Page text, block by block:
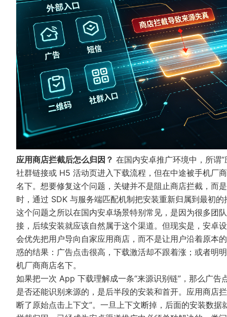
应用商店拦截后怎么归因？ 在国内安卓推广环境中，所谓
社群链接或 H5 活动页进入下载流程，但在中途被手机厂
名下。想要修复这个问题，关键并不是阻止商店拦截，而
时，通过 SDK 与服务端匹配机制把安装重新归属到最初的
这个问题之所以在国内安卓场景特别常见，是因为很多团
接，后续安装就应该自然属于这个渠道。但现实是，安卓
会优先把用户导向自家应用商店，而不是让用户沿着原本
惑的结果：广告点击很高，下载激活却不跟着涨；或者明
机厂商商店名下。
如果把一次 App 下载理解成一条“来源识别链”，那么广
是否还能识别来源的，是后半段的安装和首开。应用商店
断了原始点击上下文”。一旦上下文断掉，后面的安装数